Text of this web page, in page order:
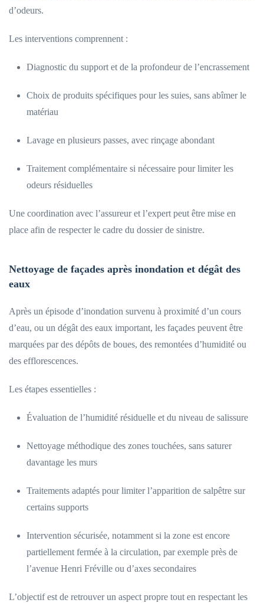
d’odeurs.
Les interventions comprennent :
Diagnostic du support et de la profondeur de l’encrassement
Choix de produits spécifiques pour les suies, sans abîmer le
matériau
Lavage en plusieurs passes, avec rinçage abondant
Traitement complémentaire si nécessaire pour limiter les
odeurs résiduelles
Une coordination avec l’assureur et l’expert peut être mise en
place afin de respecter le cadre du dossier de sinistre.
Nettoyage de façades après inondation et dégât des
eaux
Après un épisode d’inondation survenu à proximité d’un cours
d’eau, ou un dégât des eaux important, les façades peuvent être
marquées par des dépôts de boues, des remontées d’humidité ou
des efflorescences.
Les étapes essentielles :
Évaluation de l’humidité résiduelle et du niveau de salissure
Nettoyage méthodique des zones touchées, sans saturer
davantage les murs
Traitements adaptés pour limiter l’apparition de salpêtre sur
certains supports
Intervention sécurisée, notamment si la zone est encore
partiellement fermée à la circulation, par exemple près de
l’avenue Henri Fréville ou d’axes secondaires
L’objectif est de retrouver un aspect propre tout en respectant les